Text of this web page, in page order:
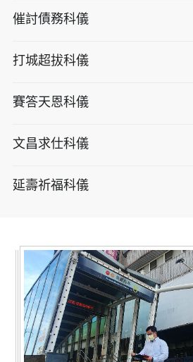
催討債務科儀
打城超拔科儀
賽答天恩科儀
文昌求仕科儀
延壽祈福科儀